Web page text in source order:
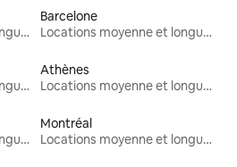
Locations moyenne et longue durée
Barcelone
Locations moyenne et longue durée
Locations moyenne et longue durée
Athènes
Locations moyenne et longue durée
Locations moyenne et longue durée
Montréal
Locations moyenne et longue durée